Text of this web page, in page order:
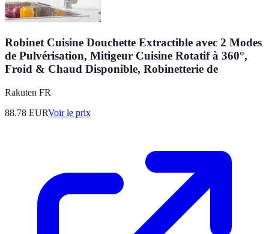
Robinet Cuisine Douchette Extractible avec 2 Modes
de Pulvérisation, Mitigeur Cuisine Rotatif à 360°,
Froid & Chaud Disponible, Robinetterie de
Rakuten FR
88.78 EURVoir le prix